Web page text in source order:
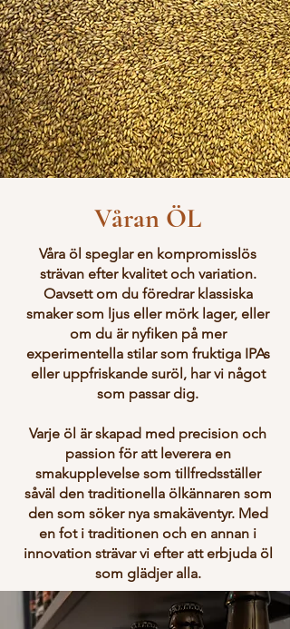
Våran ÖL
Våra öl speglar en kompromisslös
strävan efter kvalitet och variation.
Oavsett om du föredrar klassiska
smaker som ljus eller mörk lager, eller
om du är nyfiken på mer
experimentella stilar som fruktiga IPAs
eller uppfriskande suröl, har vi något
som passar dig.
Varje öl är skapad med precision och
passion för att leverera en
smakupplevelse som tillfredsställer
såväl den traditionella ölkännaren som
den som söker nya smakäventyr. Med
en fot i traditionen och en annan i
innovation strävar vi efter att erbjuda öl
som glädjer alla.